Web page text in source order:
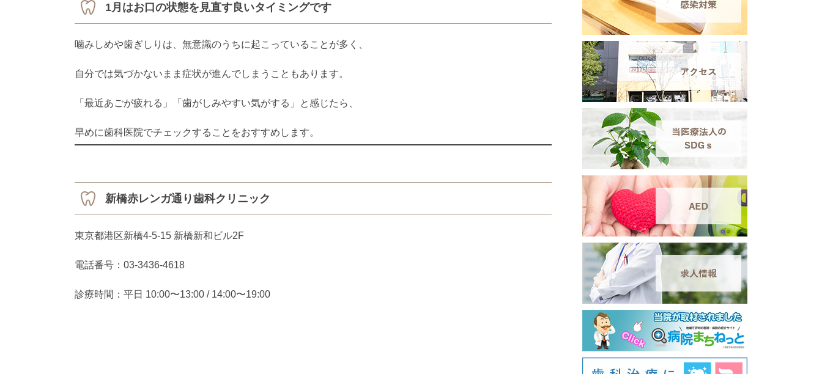
1月はお口の状態を見直す良いタイミングです
噛みしめや歯ぎしりは、無意識のうちに起こっていることが多く、
自分では気づかないまま症状が進んでしまうこともあります。
「最近あごが疲れる」「歯がしみやすい気がする」と感じたら、
早めに歯科医院でチェックすることをおすすめします。
新橋赤レンガ通り歯科クリニック
東京都港区新橋4-5-15 新橋新和ビル2F
電話番号：03-3436-4618
診療時間：平日 10:00〜13:00 / 14:00〜19:00